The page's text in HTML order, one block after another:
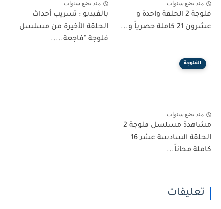
منذ بضع سنوات
فلوجة 2 الحلقة واحدة و
عشرون 21 كاملة حصرياً و...
منذ بضع سنوات
بالفيديو : تسريب أحداث
الحلقة الأخيرة من مسلسل
فلوجة "فاجعة.....
الفلوجة
منذ بضع سنوات
مشاهدة مسلسل فلوجة 2
الحلقة السادسة عشر 16
كاملة مجاناً...
تعليقات